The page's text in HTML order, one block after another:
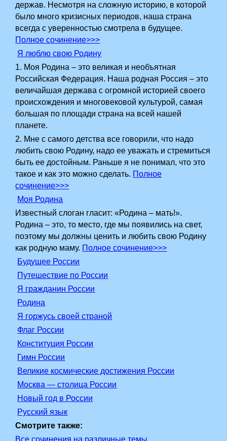
держав. Несмотря на сложную историю, в которой
было много кризисных периодов, наша страна
всегда с уверенностью смотрела в будущее.
Полное сочинение>>>
Я люблю свою Родину
1. Моя Родина – это великая и необъятная
Российская Федерация. Наша родная Россия – это
величайшая держава с огромной историей своего
происхождения и многовековой культурой, самая
большая по площади страна на всей нашей
планете.
2.­ Мне с самого детства все говорили, что надо
любить свою Родину, надо ее уважать и стремиться
быть ее достойным.­ Раньше я не понимал, что это
такое и как это можно сделать. Полное
сочинение>>>
Моя Родина
Известный слоган гласит: «Родина – мать!».
Родина – это, то место, где мы появились на свет,
поэтому мы должны ценить и любить свою Родину
как родную маму. Полное сочинение>>>
Будущее России
Путешествие по России
Я гражданин России
Родина
Я горжусь своей страной
Флаг России
Конституция России
Гимн России
Великие космические достижения России
Москва — столица России
Новый год в России
Русский язык
Смотрите также:
Все сочинения на различные темы